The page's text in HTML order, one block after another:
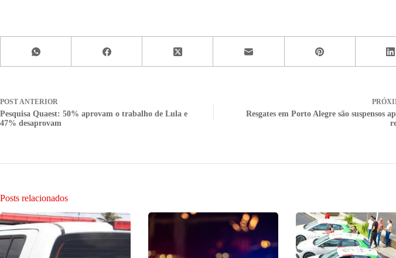
POSTANTERIOR
Pesquisa Quaest: 50% aprovam o trabalho de Lula e
47% desaprovam
Resgates em Porto Alegre são suspensos
Posts relacionados